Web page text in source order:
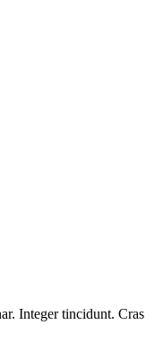
Integer tincidunt. Cras